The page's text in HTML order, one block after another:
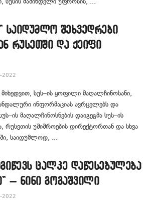
საიდუმლო შეხვედრები
რუსეთში და ქეიფი
2022
მიხედვით, სუს–ის ყოფილი მაღალჩინოსანი,
ინფორმაციას ავრცელებს და
მაღალჩინოსნების დაიგეგმა სუს–ის
რუსეთის უშიშროების დირექტორთან და სხვა
საიდუმლოდ, ...
ცალკე დაწესებულება
– ნინი გოგაშვილი
2022